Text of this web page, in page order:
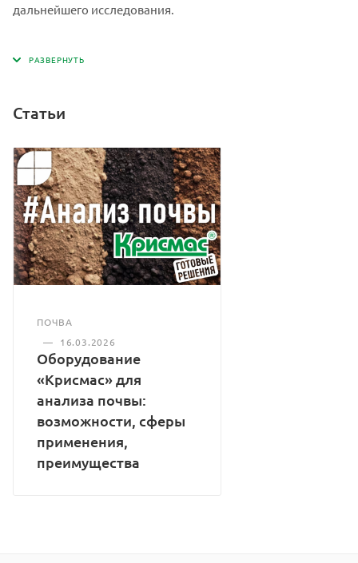
дальнейшего исследования.
Статьи
ПОЧВА
—
16.03.2026
Оборудование
«Крисмас» для
анализа почвы:
возможности, сферы
применения,
преимущества